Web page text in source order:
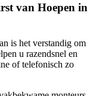
van Hoepen in
is het verstandig om
u razendsnel en
of telefonisch zo